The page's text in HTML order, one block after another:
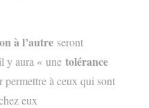
à l’autre seront
y aura « une tolérance
permettre à ceux qui sont
eux